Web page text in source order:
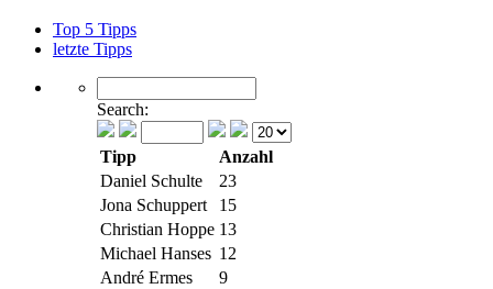
Top 5 Tipps
letzte Tipps
Search:
Tipp
Anzahl
Daniel Schulte
23
Jona Schuppert
15
Christian Hoppe 13
Michael Hanses 12
André Ermes
9